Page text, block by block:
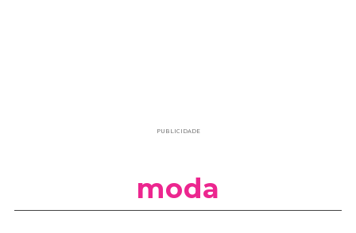
PUBLICIDADE
moda